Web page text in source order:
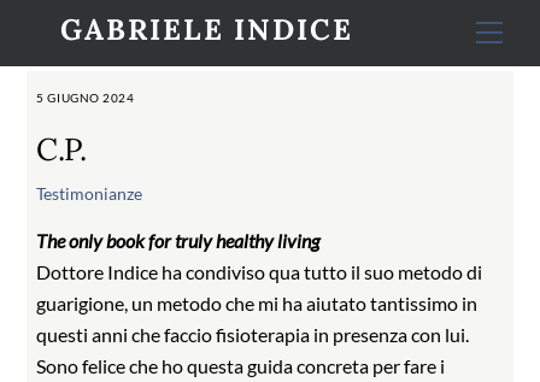
GABRIELE INDICE
5 GIUGNO 2024
C.P.
Testimonianze
The only book for truly healthy living
Dottore Indice ha condiviso qua tutto il suo metodo di
guarigione, un metodo che mi ha aiutato tantissimo in
questi anni che faccio fisioterapia in presenza con lui.
Sono felice che ho questa guida concreta per fare i